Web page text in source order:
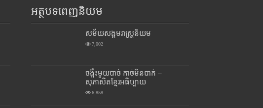
អត្ថបទពេញនិយម
សម័យសង្គមរាស្រ្តនិយម
7,002
ចង្កឹះមួយបាច់ កាច់មិនបាក់ –
សុភាសិតខ្មែរអធិប្បាយ
6,858